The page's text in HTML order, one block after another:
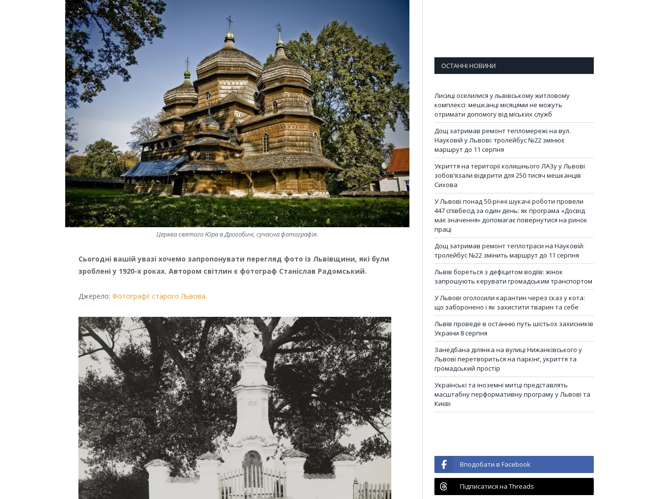
Церква святого Юра в Дрогобичі, сучасна фотографія.
Сьогодні вашій увазі хочемо запропонувати перегляд фото із Львівщини, які були
зроблені у 1920-х роках. Автором світлин є фотограф Станіслав Радомський.
Джерело:Фотографії старого Львова.
ОСТАННІ НОВИНИ
Лисиці оселилися у львівському житловому
комплексі: мешканці місяцями не можуть
отримати допомогу від міських служб
Дощ затримав ремонт тепломережі на вул.
Науковій у Львові: тролейбус №22 змінює
маршрут до 11 серпня
Укриття на території колишнього ЛАЗу у Львові
зобов’язали відкрити для 250 тисяч мешканців
Сихова
У Львові понад 50-річні шукачі роботи провели
447 співбесід за один день: як програма «Досвід
має значення» допомагає повернутися на ринок
праці
Дощ затримав ремонт теплотраси на Науковій:
тролейбус №22 змінить маршрут до 11 серпня
Львів бореться з дефіцитом водіїв: жінок
запрошують керувати громадським транспортом
У Львові оголосили карантин через сказ у кота:
що заборонено і як захистити тварин та себе
Львів проведе в останню путь шістьох захисників
України 8 серпня
Занедбана ділянка на вулиці Нижанківського у
Львові перетвориться на паркінг, укриття та
громадський простір
Українські та іноземні митці представлять
масштабну перформативну програму у Львові та
Києві
Вподобати в Facebook
Підписатися на Threads